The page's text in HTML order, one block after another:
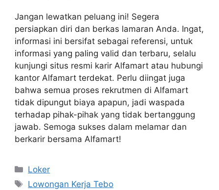
Jangan lewatkan peluang ini! Segera
persiapkan diri dan berkas lamaran Anda. Ingat,
informasi ini bersifat sebagai referensi, untuk
informasi yang paling valid dan terbaru, selalu
kunjungi situs resmi karir Alfamart atau hubungi
kantor Alfamart terdekat. Perlu diingat juga
bahwa semua proses rekrutmen di Alfamart
tidak dipungut biaya apapun, jadi waspada
terhadap pihak-pihak yang tidak bertanggung
jawab. Semoga sukses dalam melamar dan
berkarir bersama Alfamart!
Kategori
Loker
Tag
Lowongan Kerja Tebo